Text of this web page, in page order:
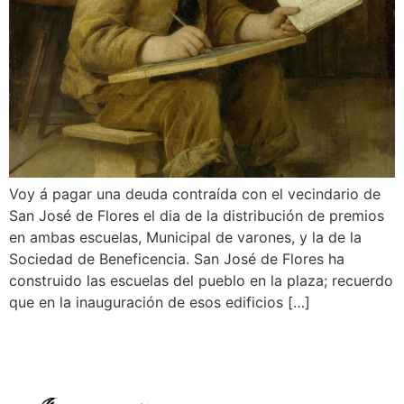
Voy á pagar una deuda contraída con el vecindario de
San José de Flores el dia de la distribución de premios
en ambas escuelas, Municipal de varones, y la de la
Sociedad de Beneficencia. San José de Flores ha
construido las escuelas del pueblo en la plaza; recuerdo
que en la inauguración de esos edificios […]